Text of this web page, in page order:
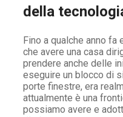
della
Fino a qualche anno
che avere una casa
prendere anche delle
eseguire un blocco di
porte finestre, era
attualmente è una
possiamo avere e